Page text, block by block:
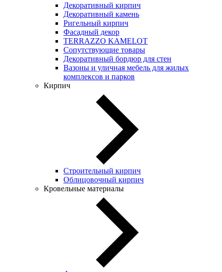
Декоративный кирпич
Декоративный камень
Ригельный кирпич
Фасадный декор
TERRAZZO KAMELOT
Сопутствующие товары
Декоративный бордюр для стен
Вазоны и уличная мебель для жилых
комплексов и парков
Кирпич
Строительный кирпич
Облицовочный кирпич
Кровельные материалы